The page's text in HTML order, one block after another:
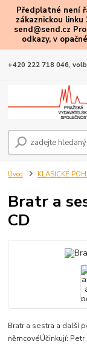
Předplatné není
zákaznickou linku
send@send.cz
odkazy, v
+420 222 718 046,
Úvod KLASICKÉ
Bratr a
CD
Bratr a sestra a další
němcovéÚčinkují: Petr